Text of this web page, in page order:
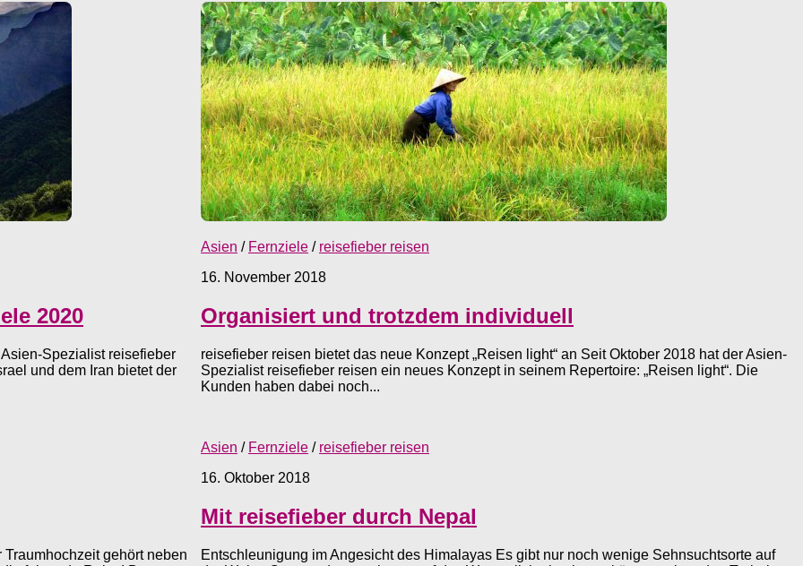
2020
Spezialist reisefieber
und dem Iran bietet der
Asien / Fernziele / reisefieber reisen
16. November 2018
Organisiert und trotzdem individuell
reisefieber reisen bietet das neue Konzept „Reisen light“ an Seit Oktober 2018 hat der Asien-
Spezialist reisefieber reisen ein neues Konzept in seinem Repertoire: „Reisen light“. Die
Kunden haben dabei noch...
gehört neben
Asien / Fernziele / reisefieber reisen
16. Oktober 2018
Mit reisefieber durch Nepal
Entschleunigung im Angesicht des Himalayas Es gibt nur noch wenige Sehnsuchtsorte auf